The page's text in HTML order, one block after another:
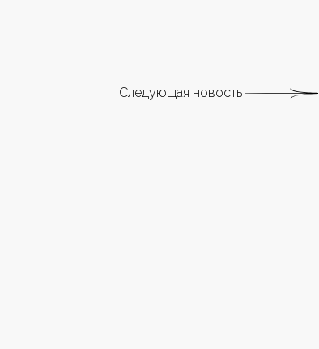
Следующая новость